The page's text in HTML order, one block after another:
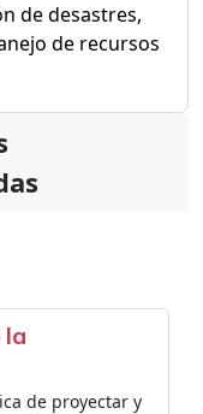
de desastres,
de recursos
la
de proyectar y